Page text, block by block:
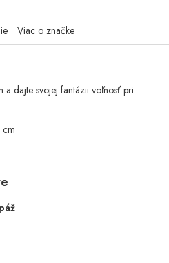
Viac o značke
a dajte svojej fantázii voľnosť pri